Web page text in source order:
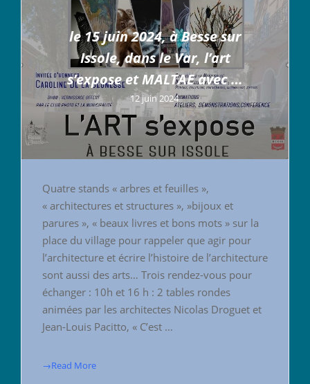
le 15 juin 2024, à Besse sur
Issole, dans le Var, l’art
s’expose et MALTAE avec …
12 juin 2024
Quatre stands « arbres et feuilles »,
« architectures et structures », »bijoux et
parures », « beaux livres et bons mots » sur la
place du village pour rappeler que agir pour
l’architecture et écrire l’histoire de l’architecture
sont aussi des arts… Trois rendez-vous pour
échanger : 10h et 16 h : 2 tables rondes
animées par les architectes Nicolas Droguet et
Jean-Louis Pacitto, « C’est …
→Read More